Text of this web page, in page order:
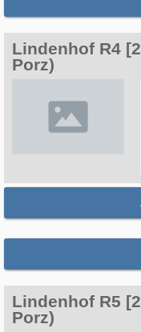
Lindenhof R4
Porz)
Lindenhof R5
Porz)